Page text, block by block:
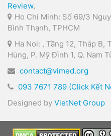
Review,
Ho Chi Minh: Số 69/3
Bình Thạnh, TPHCM
Ha Noi: , Tầng 12, Tháp B,
Hùng, P. Mỹ Đình 1, Q. Nam
contact@vimed.org
093 7671 789 (Click Kết
Designed by VietNet Group